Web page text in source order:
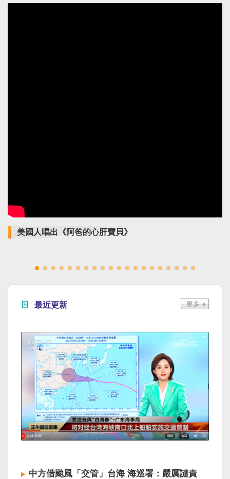
美國人唱出《阿爸的心肝寶貝》
最近更新
中方借颱風「交管」台海 海巡署：嚴厲譴責